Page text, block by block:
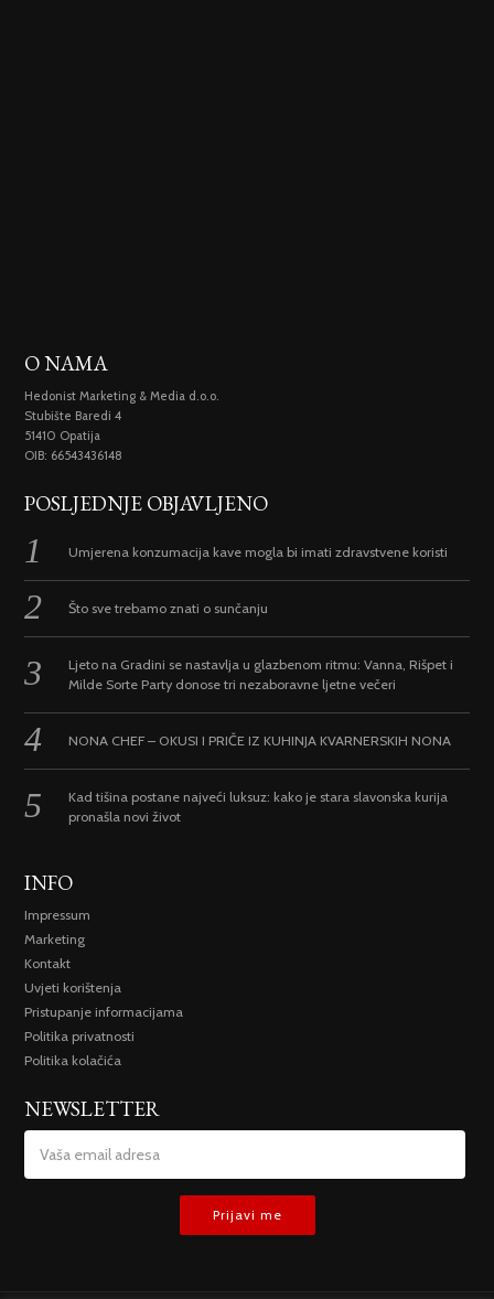
O NAMA
Hedonist Marketing & Media d.o.o.
Stubište Baredi 4
51410 Opatija
OIB: 66543436148
POSLJEDNJE OBJAVLJENO
Umjerena konzumacija kave mogla bi imati zdravstvene koristi
Što sve trebamo znati o sunčanju
Ljeto na Gradini se nastavlja u glazbenom ritmu: Vanna, Rišpet i
Milde Sorte Party donose tri nezaboravne ljetne večeri
NONA CHEF – OKUSI I PRIČE IZ KUHINJA KVARNERSKIH NONA
Kad tišina postane najveći luksuz: kako je stara slavonska kurija
pronašla novi život
INFO
Impressum
Marketing
Kontakt
Uvjeti korištenja
Pristupanje informacijama
Politika privatnosti
Politika kolačića
NEWSLETTER